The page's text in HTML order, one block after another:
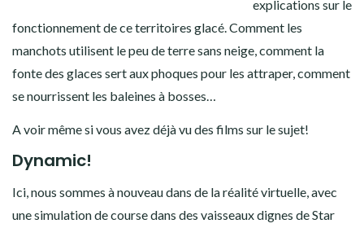
explications sur le
fonctionnement de ce territoires glacé. Comment les
manchots utilisent le peu de terre sans neige, comment la
fonte des glaces sert aux phoques pour les attraper, comment
se nourrissent les baleines à bosses…
A voir même si vous avez déjà vu des films sur le sujet!
Dynamic!
Ici, nous sommes à nouveau dans de la réalité virtuelle, avec
une simulation de course dans des vaisseaux dignes de Star